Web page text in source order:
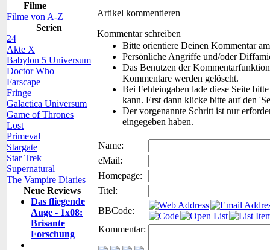
Filme
Filme von A-Z
Serien
24
Akte X
Babylon 5 Universum
Doctor Who
Farscape
Fringe
Galactica Universum
Game of Thrones
Lost
Primeval
Stargate
Star Trek
Supernatural
The Vampire Diaries
Neue Reviews
Das fliegende
Auge - 1x08:
Brisante
Forschung
Artikel kommentieren
Kommentar schreiben
Bitte orientiere Deinen Kommentar
Persönliche Angriffe und/oder
Das Benutzen der
Kommentare werden gelöscht.
Bei Fehleingaben lade diese Seite
kann. Erst dann klicke bitte auf den
Der vorgenannte Schritt ist nur
eingegeben haben.
Name:
eMail:
Homepage:
Titel:
BBCode:
Kommentar: